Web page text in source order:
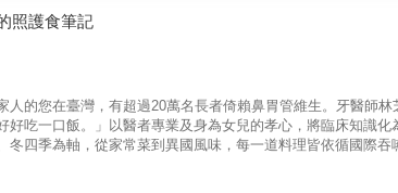
照護食筆記
人的您在臺灣，有超過20萬名長者倚賴鼻胃管維生。牙醫師
好吃一口飯。」以醫者專業及身為女兒的孝心，將臨床知識
冬四季為軸，從家常菜到異國風味，每一道料理皆依循國際吞
足的滋養：• 咀嚼吞嚥防護：遵循IDDSI標準，逐級守護入口